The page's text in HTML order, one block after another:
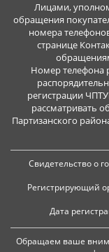
Лицами,
обращения
номера
странице
Номер телефона
регистрации
рассматривать
Партизанского
Свидетельство о
Регистрирующий
Дата
Обращаем ваше